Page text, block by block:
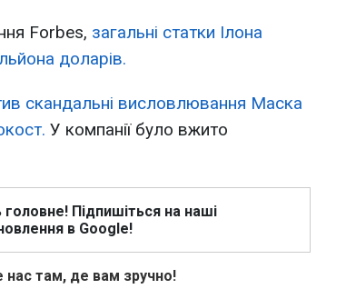
Forbes, загальні статки Ілона
доларів.
скандальні висловлювання Маска
У компанії було вжито
головне! Підпишіться на наші
в Google!
нас там, де вам зручно!